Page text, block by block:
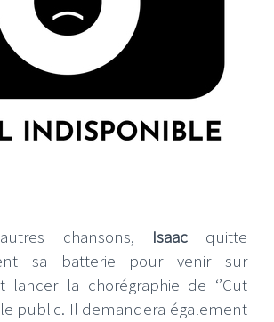
chansons, Isaac quitte
sa batterie pour venir sur
lancer la chorégraphie de ‘’Cut
le public. Il demandera également